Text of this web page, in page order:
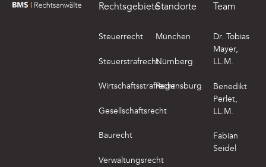
zur Startseite von BMS Rechtsanwälte
Rechtsgebiete
Steuerrecht
Steuerstrafrecht
Wirtschaftsstrafrecht
Gesellschaftsrecht
Baurecht
Verwaltungsrecht
Standorte
München
Nürnberg
Regensburg
Team
Dr. Tobias
Mayer,
LL.M.
Benedikt
Perlet,
LL.M.
Fabian
Seidel